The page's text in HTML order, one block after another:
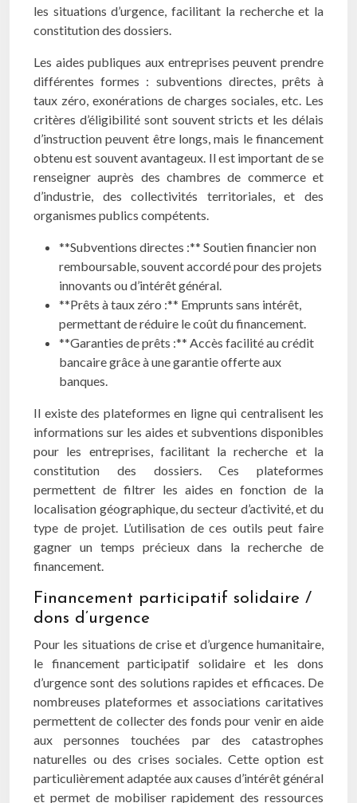
les situations d’urgence, facilitant la recherche et la
constitution des dossiers.
Les aides publiques aux entreprises peuvent prendre
différentes formes : subventions directes, prêts à
taux zéro, exonérations de charges sociales, etc. Les
critères d’éligibilité sont souvent stricts et les délais
d’instruction peuvent être longs, mais le financement
obtenu est souvent avantageux. Il est important de se
renseigner auprès des chambres de commerce et
d’industrie, des collectivités territoriales, et des
organismes publics compétents.
**Subventions directes :** Soutien financier non
remboursable, souvent accordé pour des projets
innovants ou d’intérêt général.
**Prêts à taux zéro :** Emprunts sans intérêt,
permettant de réduire le coût du financement.
**Garanties de prêts :** Accès facilité au crédit
bancaire grâce à une garantie offerte aux
banques.
Il existe des plateformes en ligne qui centralisent les
informations sur les aides et subventions disponibles
pour les entreprises, facilitant la recherche et la
constitution des dossiers. Ces plateformes
permettent de filtrer les aides en fonction de la
localisation géographique, du secteur d’activité, et du
type de projet. L’utilisation de ces outils peut faire
gagner un temps précieux dans la recherche de
financement.
Financement participatif solidaire /
dons d’urgence
Pour les situations de crise et d’urgence humanitaire,
le financement participatif solidaire et les dons
d’urgence sont des solutions rapides et efficaces. De
nombreuses plateformes et associations caritatives
permettent de collecter des fonds pour venir en aide
aux personnes touchées par des catastrophes
naturelles ou des crises sociales. Cette option est
particulièrement adaptée aux causes d’intérêt général
et permet de mobiliser rapidement des ressources